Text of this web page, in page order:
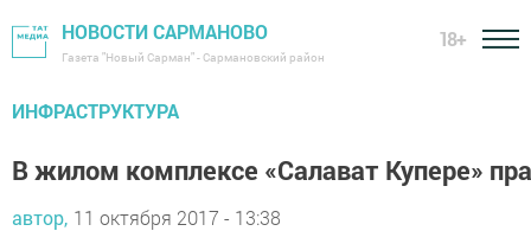
НОВОСТИ САРМАНОВО
Газета "Новый Сарман" - Сармановский район
18+
ИНФРАСТРУКТУРА
В жилом комплексе «Салават Купере»
автор, 11 октября 2017 - 13:38